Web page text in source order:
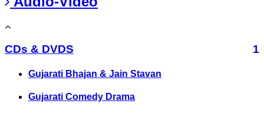
CDs & DVDS 1
Gujarati Bhajan & Jain Stavan
Gujarati Comedy Drama